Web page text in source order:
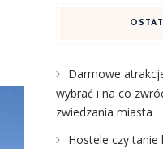
Darmowe
wybrać i na co
zwiedzania miasta
Hostele czy